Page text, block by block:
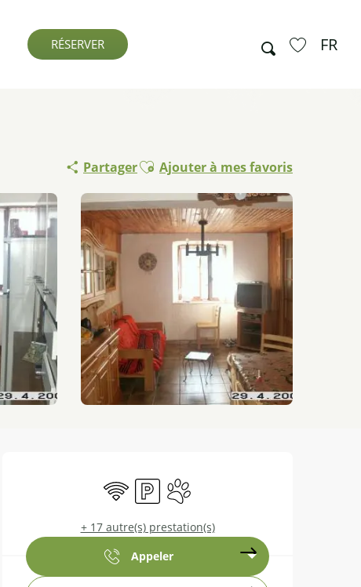
Recherche FR
RÉSERVER
PartagerAjouter aux favoris
Ajouter à mes favoris
WiFi ParkingAnimaux acceptés
+ 17 autre(s) prestation(s)
Appeler